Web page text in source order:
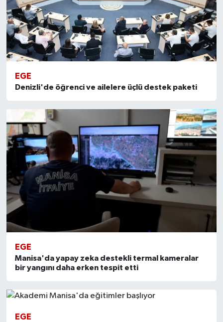
EGE
Denizli'de öğrenci ve ailelere üçlü destek paketi
EGE
Manisa'da yapay zeka destekli termal kameralar
bir yangını daha erken tespit etti
EGE